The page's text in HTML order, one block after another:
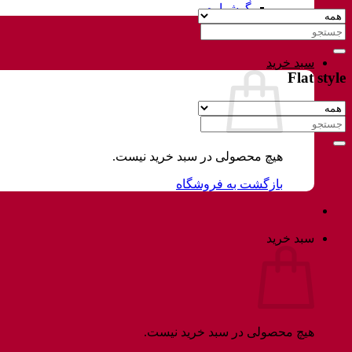
گوشواره
سبد خرید
هیچ محصولی در سبد خرید نیست.
بازگشت به فروشگاه
سبد خرید
هیچ محصولی در سبد خرید نیست.
جستجو
Flat style
جستجو